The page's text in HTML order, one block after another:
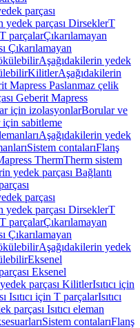
parçası
yedek parçası DirseklerT
parçalarÇıkarılamayan
Çıkarılamayan
Aşağıdakilerin yedek
KilitlerAşağıdakilerin
Mapress Paslanmaz çelik
Geberit Mapress
için izolasyonlarBorular ve
sabitleme
Aşağıdakilerin yedek
Sistem contalarıFlanş
ThermTherm sistem
yedek parçası Bağlantı
parçası
yedek parçası DirseklerT
parçalarÇıkarılamayan
Çıkarılamayan
Aşağıdakilerin yedek
Eksenel
Eksenel
parçası KilitlerIsıtıcı için
Isıtıcı için T parçalarIsıtıcı
parçası Isıtıcı eleman
Sistem contalarıFlanş